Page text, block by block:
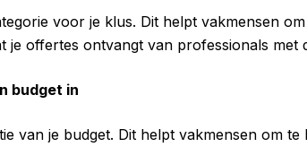
voor je klus. Dit helpt vakmensen
je offertes ontvangt van professionals met
budget in
van je budget. Dit helpt vakmensen om